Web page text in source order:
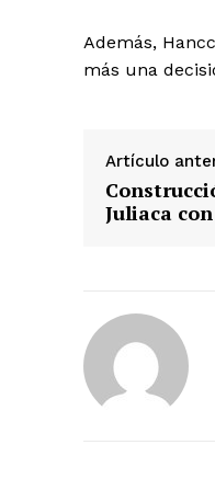
Además,
más una
Artículo
Juliaca